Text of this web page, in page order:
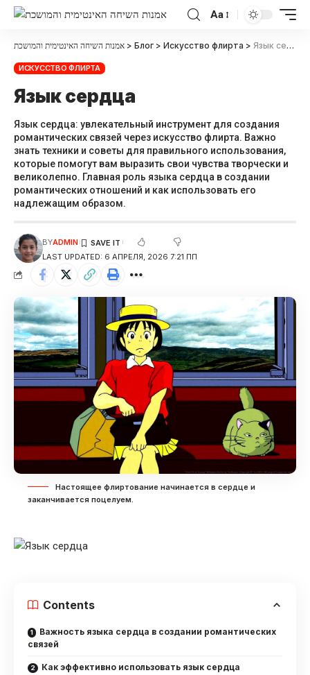
Aa
אמנות השיחה האינטימית והמושכת > Блог > Искусство флирта > Язык сердца
ИСКУССТВО ФЛИРТА
Язык сердца
Язык сердца: увлекательный инструмент для создания
романтических связей через искусство флирта. Важно
знать техники и советы для правильного использования,
которые помогут вам выразить свои чувства творчески и
великолепно. Главная роль языка сердца в создании
романтических отношений и как использовать его
надлежащим образом.
LAST UPDATED: 6 АПРЕЛЯ, 2026 7:21 ПП
BYADMIN
Настоящее флиртование начинается в сердце и
заканчивается поцелуем.
Contents
Важность языка сердца в создании романтических
связей
Как эффективно использовать язык сердца